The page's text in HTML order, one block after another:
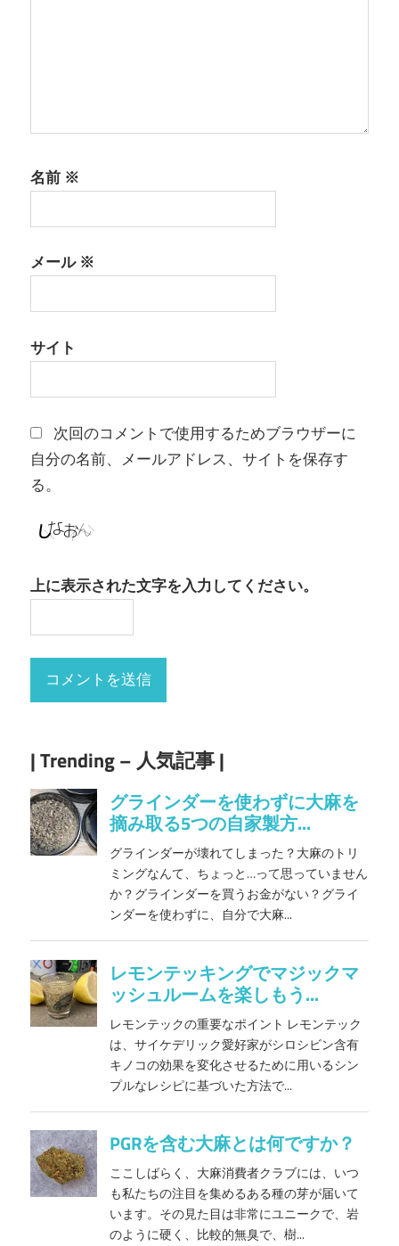
名前 ※
メール※
サイト
次回のコメントで使用するためブラウザーに
自分の名前、メールアドレス、サイトを保存す
る。
上に表示された文字を入力してください。
| Trending – 人気記事 |